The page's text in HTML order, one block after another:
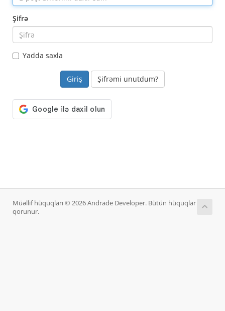
Şifrə
Yadda saxla
Şifrəmi unutdum?
Müəllif hüquqları © 2026 Andrade Developer. Bütün hüquqlar
qorunur.